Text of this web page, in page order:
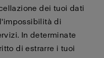
dei tuoi dati
di
In determinate
di estrarre i tuoi